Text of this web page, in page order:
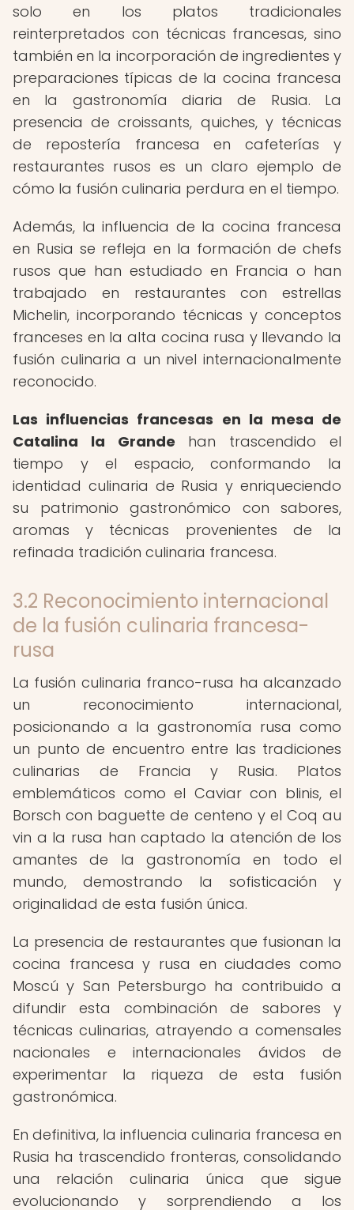
solo en los platos tradicionales
reinterpretados con técnicas francesas, sino
también en la incorporación de ingredientes y
preparaciones típicas de la cocina francesa
en la gastronomía diaria de Rusia. La
presencia de croissants, quiches, y técnicas
de repostería francesa en cafeterías y
restaurantes rusos es un claro ejemplo de
cómo la fusión culinaria perdura en el tiempo.
Además, la influencia de la cocina francesa
en Rusia se refleja en la formación de chefs
rusos que han estudiado en Francia o han
trabajado en restaurantes con estrellas
Michelin, incorporando técnicas y conceptos
franceses en la alta cocina rusa y llevando la
fusión culinaria a un nivel internacionalmente
reconocido.
Las influencias francesas en la mesa de
Catalina la Grande han trascendido el
tiempo y el espacio, conformando la
identidad culinaria de Rusia y enriqueciendo
su patrimonio gastronómico con sabores,
aromas y técnicas provenientes de la
refinada tradición culinaria francesa.
3.2 Reconocimiento internacional
de la fusión culinaria francesa-
rusa
La fusión culinaria franco-rusa ha alcanzado
un reconocimiento internacional,
posicionando a la gastronomía rusa como
un punto de encuentro entre las tradiciones
culinarias de Francia y Rusia. Platos
emblemáticos como el Caviar con blinis, el
Borsch con baguette de centeno y el Coq au
vin a la rusa han captado la atención de los
amantes de la gastronomía en todo el
mundo, demostrando la sofisticación y
originalidad de esta fusión única.
La presencia de restaurantes que fusionan la
cocina francesa y rusa en ciudades como
Moscú y San Petersburgo ha contribuido a
difundir esta combinación de sabores y
técnicas culinarias, atrayendo a comensales
nacionales e internacionales ávidos de
experimentar la riqueza de esta fusión
gastronómica.
En definitiva, la influencia culinaria francesa en
Rusia ha trascendido fronteras, consolidando
una relación culinaria única que sigue
evolucionando y sorprendiendo a los